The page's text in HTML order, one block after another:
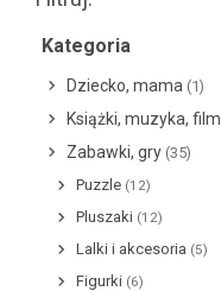
Kategoria
Dziecko, mama (1)
Książki, muzyka, film
Zabawki, gry (35)
Puzzle (12)
Pluszaki (12)
Lalki i akcesoria (5)
Figurki (6)